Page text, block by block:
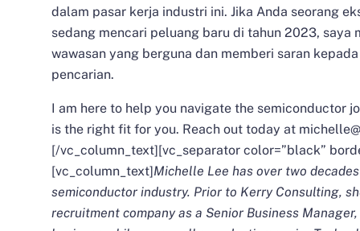
dalam pasar kerja industri ini. Jika Anda seorang
sedang mencari peluang baru di tahun 2023, saya
wawasan yang berguna dan memberi saran
pencarian.
I am here to help you navigate the semiconductor
is the right fit for you. Reach out today at
[/vc_column_text][vc_separator color=”black”
[vc_column_text]Michelle Lee has over two
semiconductor industry. Prior to Kerry Consulting,
recruitment company as a Senior Business